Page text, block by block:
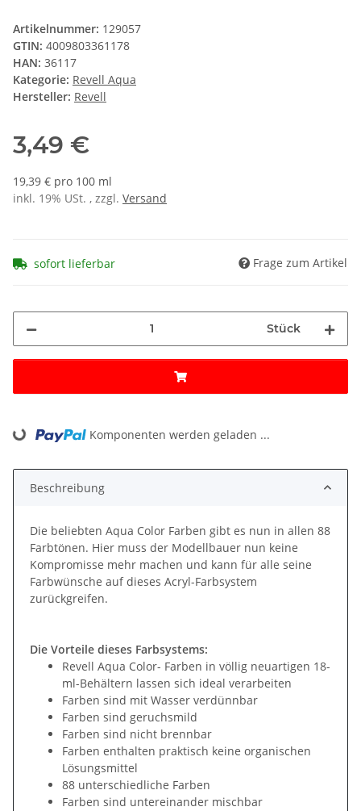
Artikelnummer: 129057
GTIN: 4009803361178
HAN: 36117
Kategorie: Revell Aqua
Hersteller: Revell
3,49 €
19,39 € pro 100 ml
inkl. 19% USt. , zzgl. Versand
sofort lieferbar Frage zum Artikel
Stück
Loading... Komponenten werden geladen ...
Beschreibung
Die beliebten Aqua Color Farben gibt es nun in allen 88
Farbtönen. Hier muss der Modellbauer nun keine
Kompromisse mehr machen und kann für alle seine
Farbwünsche auf dieses Acryl-Farbsystem
zurückgreifen.
Die Vorteile dieses Farbsystems:
Revell Aqua Color- Farben in völlig neuartigen 18-
ml-Behältern lassen sich ideal verarbeiten
Farben sind mit Wasser verdünnbar
Farben sind geruchsmild
Farben sind nicht brennbar
Farben enthalten praktisch keine organischen
Lösungsmittel
88 unterschiedliche Farben
Farben sind untereinander mischbar